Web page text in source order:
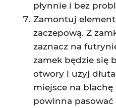
płynnie i bez
Zamontuj
zaczepową. Z
zaznacz na
zamek będzie się
otwory i użyj
miejsce na blachę
powinna pasować